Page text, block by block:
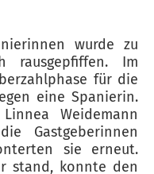
wurde zu
rausgepfiffen. Im
für die
eine Spanierin.
Weidemann
Gastgeberinnen
sie erneut.
stand, konnte den